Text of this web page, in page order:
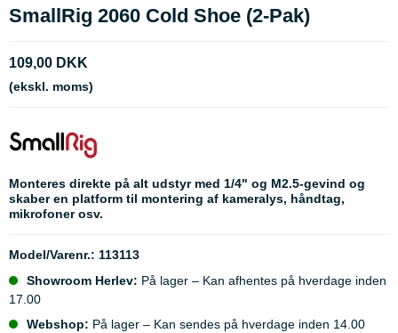
SmallRig 2060 Cold Shoe (2-Pak)
109,00 DKK
(ekskl. moms)
Monteres direkte på alt udstyr med 1/4" og M2.5-gevind og
skaber en platform til montering af kameralys, håndtag,
mikrofoner osv.
Model/Varenr.: 113113
Showroom Herlev: På lager – Kan afhentes på hverdage inden
17.00
Webshop: På lager – Kan sendes på hverdage inden 14.00